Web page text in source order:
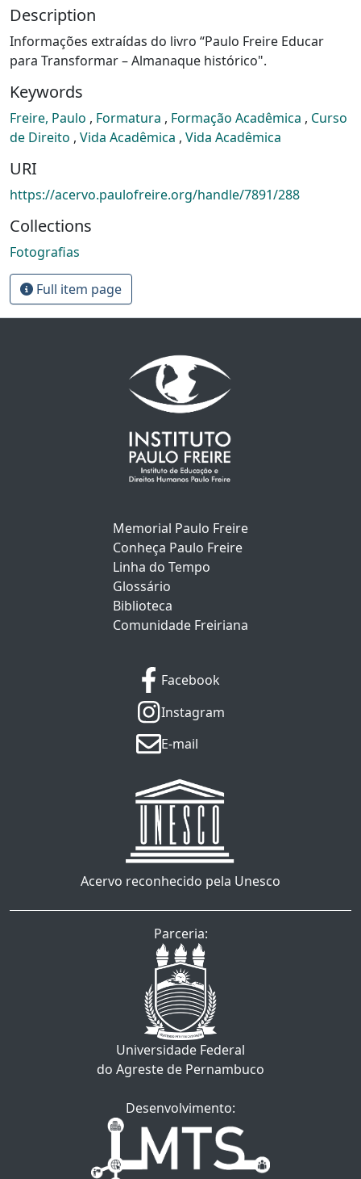
Description
Informações extraídas do livro “Paulo Freire Educar
para Transformar – Almanaque histórico".
Keywords
Freire, Paulo , Formatura , Formação Acadêmica , Curso
de Direito , Vida Acadêmica , Vida Acadêmica
URI
https://acervo.paulofreire.org/handle/7891/288
Collections
Fotografias
Full item page
Memorial Paulo Freire
Conheça Paulo Freire
Linha do Tempo
Glossário
Biblioteca
Comunidade Freiriana
Facebook
Instagram
E-mail
Acervo reconhecido pela Unesco
Parceria:
Universidade Federal
do Agreste de Pernambuco
Desenvolvimento: